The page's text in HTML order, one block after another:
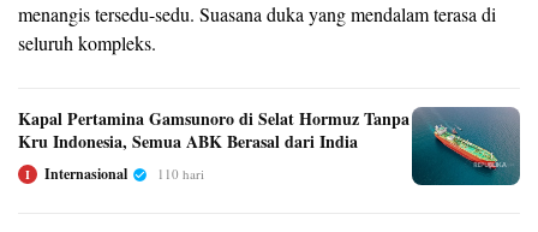
menangis tersedu-sedu. Suasana duka yang mendalam terasa di
seluruh kompleks.
Kapal Pertamina Gamsunoro di Selat Hormuz Tanpa
Kru Indonesia, Semua ABK Berasal dari India
I Internasional 110 hari